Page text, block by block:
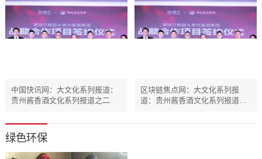
中国快讯网：大文化系列报道：
贵州酱香酒文化系列报道之二
区块链焦点网：大文化系列报
道：贵州酱香酒文化系列报道之
绿色环保